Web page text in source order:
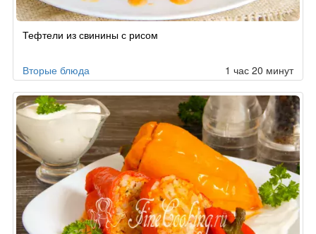
Тефтели из свинины с рисом
Вторые блюда 1 час 20 минут